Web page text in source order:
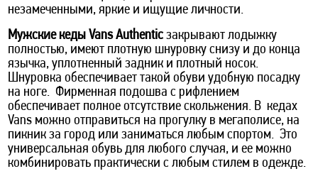
незамеченными, яркие и ищущие личности.
Мужские кеды Vans Authenticзакрывают лодыжку
полностью, имеют плотную шнуровку снизу и до конца
язычка, уплотненный задник и плотный носок.
Шнуровка обеспечивает такой обуви удобную посадку
на ноге. Фирменная подошва с рифлением
обеспечивает полное отсутствие скольжения. В кедах
Vans можно отправиться на прогулку в мегаполисе, на
пикник за город или заниматься любым спортом. Это
универсальная обувь для любого случая, и ее можно
комбинировать практически с любым стилем в одежде.